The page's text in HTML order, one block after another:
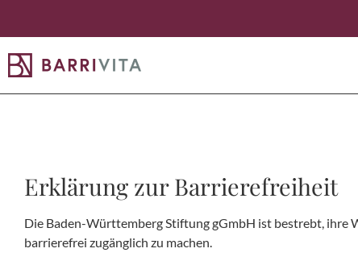
Erklärung zur Barrierefreiheit​
Die Baden-Württemberg Stiftung gGmbH ist bestrebt, ihre
barrierefrei zugänglich zu machen.